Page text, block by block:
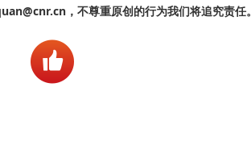
，不尊重原创的行为我们将追究责任。